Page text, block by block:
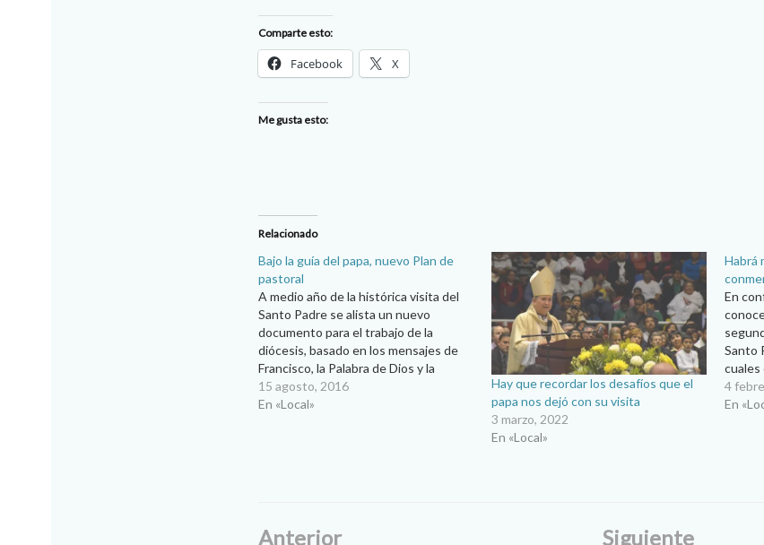
Comparte esto:
Facebook X
Me gusta esto:
Relacionado
Bajo la guía del papa, nuevo Plan de
pastoral
A medio año de la histórica visita del
Santo Padre se alista un nuevo
documento para el trabajo de la
diócesis, basado en los mensajes de
Francisco, la Palabra de Dios y la
Doctrina de la Iglesia… Con
instrucciones precisas a los
15 agosto, 2016
En «Local»
Hay que recordar los desafíos que el
papa nos dejó con su visita
3 marzo, 2022
En «Local»
Habrá
En
Santo
cuales
4
En
Anterior Siguiente